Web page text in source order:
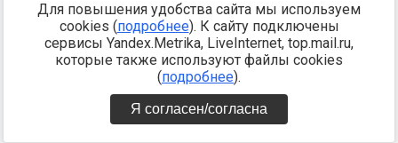
Для повышения удобства сайта мы используем
cookies (подробнее). К сайту подключены
сервисы Yandex.Metrika, LiveInternet, top.mail.ru,
которые также используют файлы cookies
(подробнее).
Я согласен/согласна